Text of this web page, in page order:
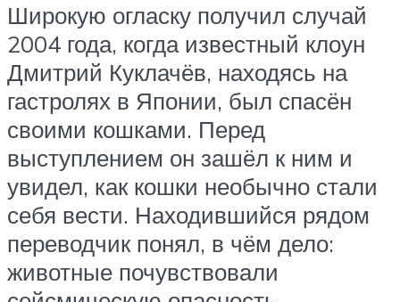
Широкую огласку получил случай
2004 года, когда известный клоун
Дмитрий Куклачёв, находясь на
гастролях в Японии, был спасён
своими кошками. Перед
выступлением он зашёл к ним и
увидел, как кошки необычно стали
себя вести. Находившийся рядом
переводчик понял, в чём дело:
животные почувствовали